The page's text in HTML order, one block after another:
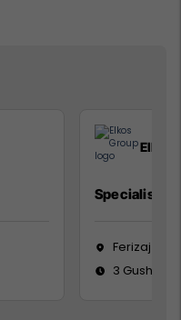
Elkos
Specialist
Ferizaj
3 Gusht